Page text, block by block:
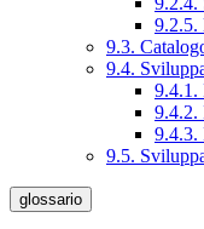
9.2.5.
9.3.
9.4.
9.4.1.
9.4.2.
9.4.3.
9.5.
glossario